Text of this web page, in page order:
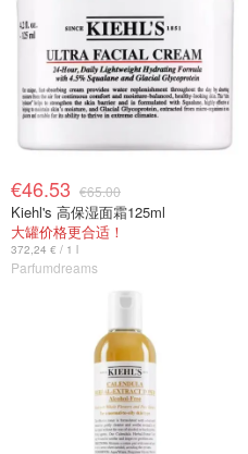
€46.53 €65.00
Kiehl's 高保湿面霜125ml
大罐价格更合适！
372,24 € / 1 l
Parfumdreams